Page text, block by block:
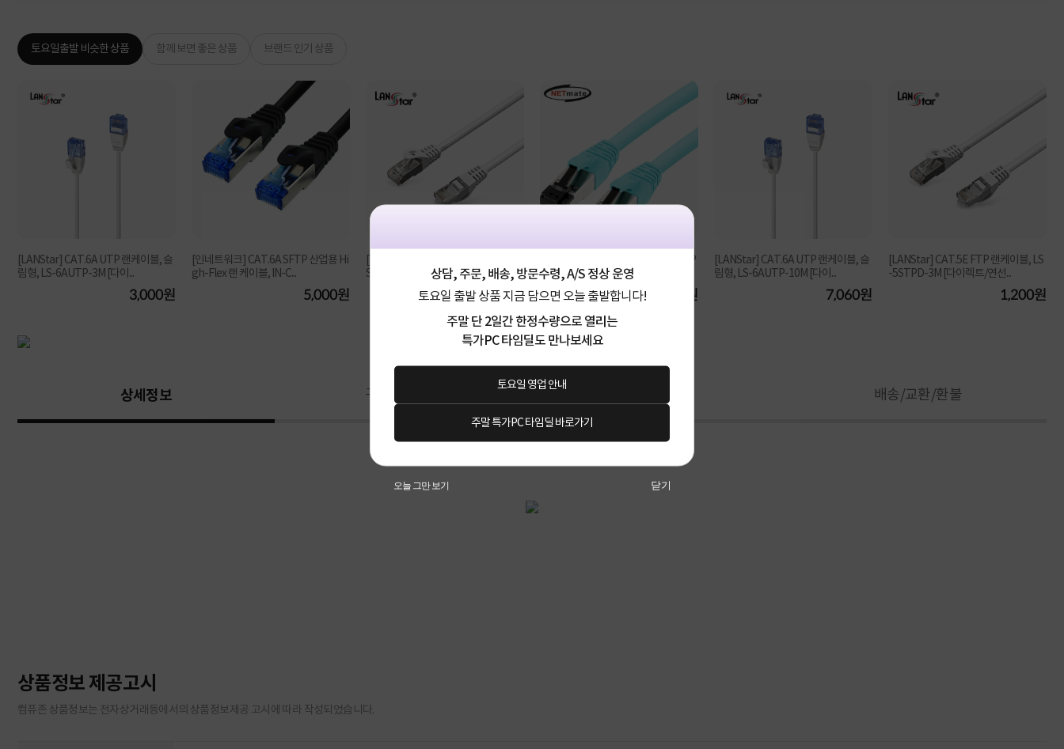
상담, 주문, 배송, 방문수령, A/S 정상 운영
토요일 출발 상품 지금 담으면 오늘 출발합니다!
주말 단 2일간 한정수량으로 열리는
특가PC 타임딜도 만나보세요
토요일 영업 안내
주말 특가PC 타임딜 바로가기
오늘 그만 보기 닫기
토요일출발 비슷한 상품 함께 보면 좋은 상품 브랜드 인기 상품
[LANStar] CAT.6A UTP 랜케이블, 슬
림형, LS-6AUTP-3M [다이...
3,000원
[인네트워크] CAT.6A SFTP 산업용 Hi
gh-Flex 랜 케이블, IN-C...
5,000원
STPD-3M [다이렉트/연선]...
1,750원
[강원전자] NETMATE CAT.6A SFTP
POE 랜 케이블 NM-P6AS03 [...
9,500원
[LANStar] CAT.6A UTP 랜케이블, 슬
림형, LS-6AUTP-10M [다이...
7,060원
[LANStar] CAT.5E FTP 랜케이블, LS
-5STPD-3M [다이렉트/연선...
1,200원
상세정보 구매후기( 배송/교환/환불
상품정보 제공고시
컴퓨존 상품정보는 전자상거래등에서의 상품정보제공 고시에 따라 작성되었습니다.